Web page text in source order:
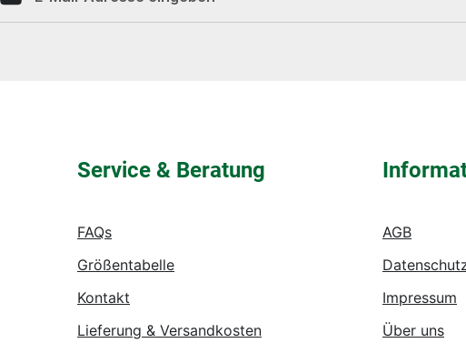
Service & Beratung
FAQs
Größentabelle
Kontakt
Lieferung & Versandkosten
AGB
Impressum
Über uns